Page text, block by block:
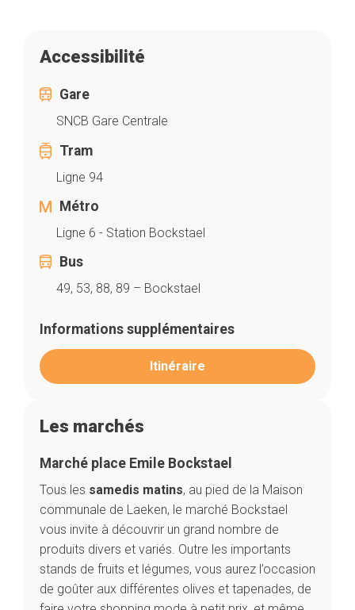
Accessibilité
Gare
SNCB Gare Centrale
Tram
Ligne 94
Métro
Ligne 6 - Station Bockstael
Bus
49, 53, 88, 89 – Bockstael
Informations supplémentaires
Itinéraire
Les marchés
Marché place Emile Bockstael
Tous les samedis matins, au pied de la Maison
communale de Laeken, le marché Bockstael
vous invite à découvrir un grand nombre de
produits divers et variés. Outre les importants
stands de fruits et légumes, vous aurez l’occasion
de goûter aux différentes olives et tapenades, de